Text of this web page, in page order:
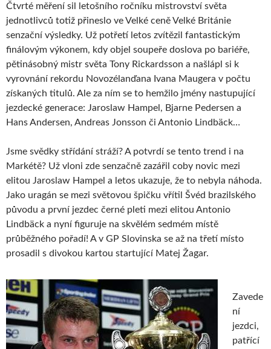
Čtvrté měření sil letošního ročníku mistrovství světa
jednotlivců totiž přineslo ve Velké ceně Velké Británie
senzační výsledky. Už potřetí letos zvítězil fantastickým
finálovým výkonem, kdy objel soupeře doslova po bariéře,
pětinásobný mistr světa Tony Rickardsson a našlápl si k
vyrovnání rekordu Novozélanďana Ivana Maugera v počtu
získaných titulů. Ale za ním se to hemžilo jmény nastupující
jezdecké generace: Jaroslaw Hampel, Bjarne Pedersen a
Hans Andersen, Andreas Jonsson či Antonio Lindbäck…
Jsme svědky střídání stráží? A potvrdí se tento trend i na
Markétě? Už vloni zde senzačně zazářil coby novic mezi
elitou Jaroslaw Hampel a letos ukazuje, že to nebyla náhoda.
Jako uragán se mezi světovou špičku vřítil Švéd brazilského
původu a první jezdec černé pleti mezi elitou Antonio
Lindbäck a nyní figuruje na skvělém sedmém místě
průběžného pořadí! A v GP Slovinska se až na třetí místo
prosadil s divokou kartou startující Matej Žagar.
Zavede
ní
jezdci,
patřící